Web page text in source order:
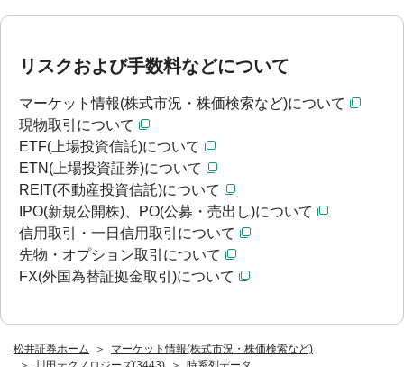
松井証券ホーム
マーケット情報(株式市況・株価検索など)
リスクおよび手数料などについて
マーケット情報(株式市況・株価検索など)について
現物取引について
ETF(上場投資信託)について
ETN(上場投資証券)について
REIT(不動産投資信託)について
IPO(新規公開株)、PO(公募・売出し)について
信用取引・一日信用取引について
先物・オプション取引について
FX(外国為替証拠金取引)について